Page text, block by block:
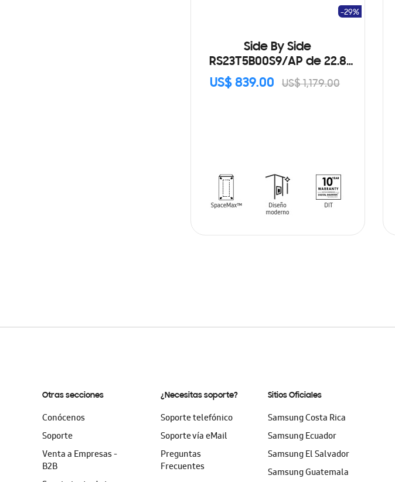
Side By Side
RS23T5B00S9/AP de 22.8
cu.ft
US$ 839.00 US$ 1,179.00
-29%
Otras secciones
Conócenos
Soporte
Venta a Empresas -
B2B
¿Necesitas soporte?
Soporte telefónico
Soporte vía eMail
Preguntas
Frecuentes
Sitios Oficiales
Samsung Costa Rica
Samsung Ecuador
Samsung El Salvador
Samsung Guatemala